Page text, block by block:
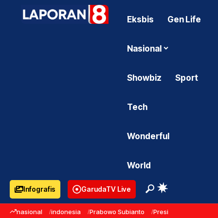
Eksbis Gen Life
Nasional
Showbiz Sport
Tech
Wonderful
World
Infografis GarudaTV Live
nasional indonesia Prabowo Subianto Presiden Prabowo